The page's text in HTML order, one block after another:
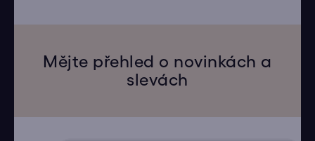
Mějte přehled o novinkách a
slevách